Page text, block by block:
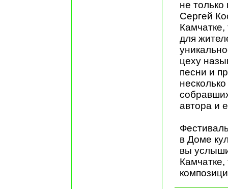
не
Сергей
для
цеху
песни и
автора и
в Доме
вы